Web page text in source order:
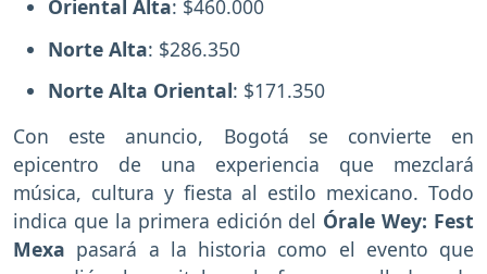
Oriental Alta: $460.000
Norte Alta: $286.350
Norte Alta Oriental: $171.350
Con este anuncio, Bogotá se convierte en
epicentro de una experiencia que mezclará
música, cultura y fiesta al estilo mexicano. Todo
indica que la primera edición del Órale Wey: Fest
Mexa pasará a la historia como el evento que